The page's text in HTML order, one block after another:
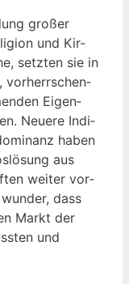
gro­ßer
und Kir­
setz­ten sie in
vor­herr­schen­
Eigen­
Neue­re Indi­
haben
aus
wei­ter vor­
dass
Markt der
und